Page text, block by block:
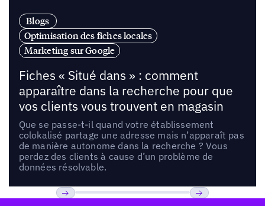
Blogs
Optimisation des fiches locales
Marketing sur Google
Fiches « Situé dans » : comment
apparaître dans la recherche pour que
vos clients vous trouvent en magasin
Que se passe-t-il quand votre établissement
colokalisé partage une adresse mais n’apparaît pas
de manière autonome dans la recherche ? Vous
perdez des clients à cause d’un problème de
données résolvable.